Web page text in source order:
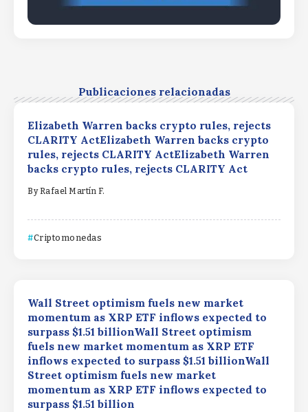
Publicaciones relacionadas
Elizabeth Warren backs crypto rules, rejects
CLARITY ActElizabeth Warren backs crypto
rules, rejects CLARITY ActElizabeth Warren
backs crypto rules, rejects CLARITY Act
By Rafael Martín F.
Criptomonedas
Wall Street optimism fuels new market
momentum as XRP ETF inflows expected to
surpass $1.51 billionWall Street optimism
fuels new market momentum as XRP ETF
inflows expected to surpass $1.51 billionWall
Street optimism fuels new market
momentum as XRP ETF inflows expected to
surpass $1.51 billion